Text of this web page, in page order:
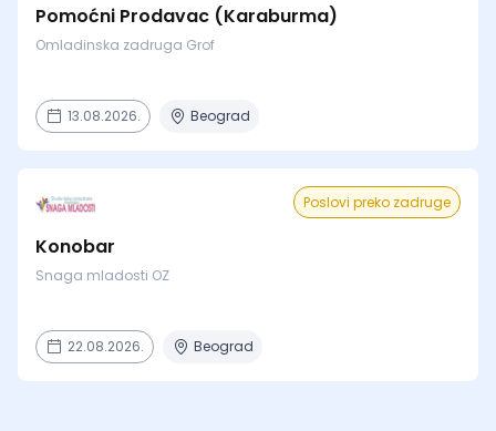
Pomoćni Prodavac (Karaburma)
Omladinska zadruga Grof
13.08.2026. Beograd
Poslovi preko zadruge
Konobar
Snaga mladosti OZ
22.08.2026. Beograd